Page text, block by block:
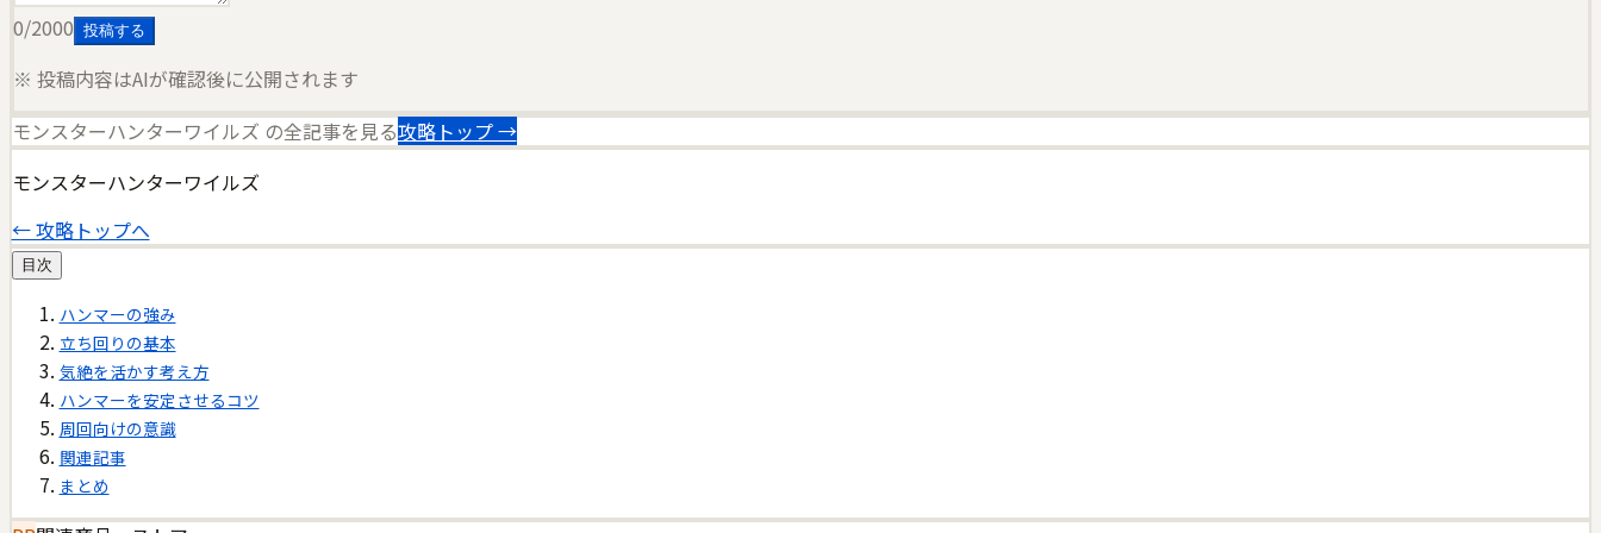
0/2000 投稿する
※ 投稿内容はAIが確認後に公開されます
モンスターハンターワイルズ の全記事を見る攻略トップ →
モンスターハンターワイルズ
← 攻略トップへ
目次
ハンマーの強み
立ち回りの基本
気絶を活かす考え方
ハンマーを安定させるコツ
周回向けの意識
関連記事
まとめ